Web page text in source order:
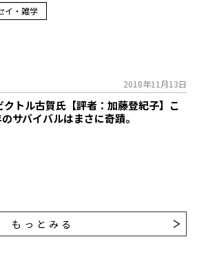
イ・雑学
2018年11月13日
クトル古賀氏【評者：加藤登紀子】こ
サバイバルはまさに奇蹟。
もっとみる